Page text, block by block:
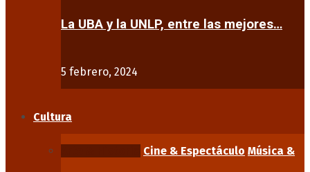
La UBA y la UNLP, entre las mejores…
5 febrero, 2024
Cultura
Cine & Espectáculo Música &